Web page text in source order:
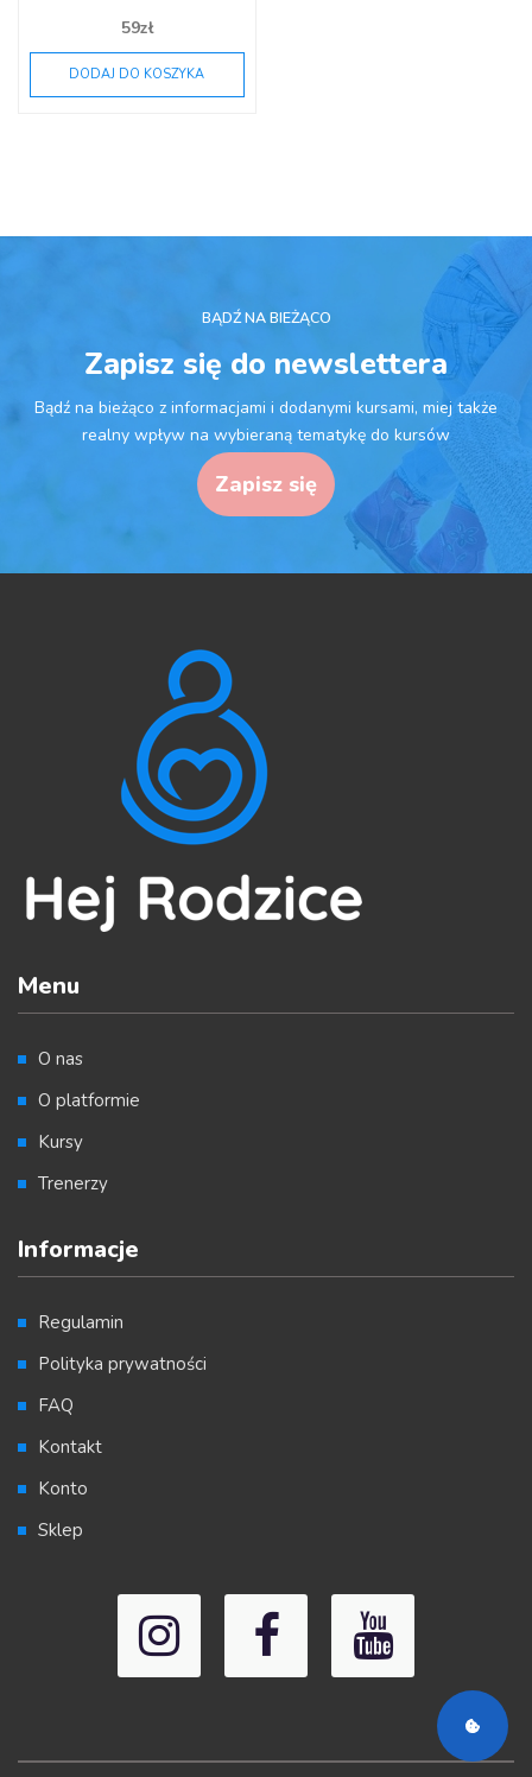
59zł
DODAJ DO KOSZYKA
BĄDŹ NA BIEŻĄCO
Zapisz się do newslettera
Bądź na bieżąco z informacjami i dodanymi kursami, miej także
realny wpływ na wybieraną tematykę do kursów
Zapisz się
Menu
O nas
O platformie
Kursy
Trenerzy
Informacje
Regulamin
Polityka prywatności
FAQ
Kontakt
Konto
Sklep